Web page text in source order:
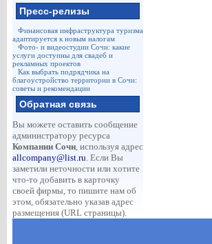
Пресс-релизы
Финансовая инфраструктура туризма
адаптируется к новым налогам
Фото- и видеостудии Сочи: какие
услуги доступны для свадеб и
рекламных проектов
Как выбрать подрядчика на
благоустройство территории в Сочи:
советы и рекомендации
Обратная связь
Вы можете оставить сообщение
администратору ресурса
Компании Сочи, используя адрес
allcompany@list.ru. Если Вы
заметили неточности или хотите
что-то добавить в карточку
своей фирмы, то пишите нам об
этом, обязательно указав адрес
размещения (URL страницы).